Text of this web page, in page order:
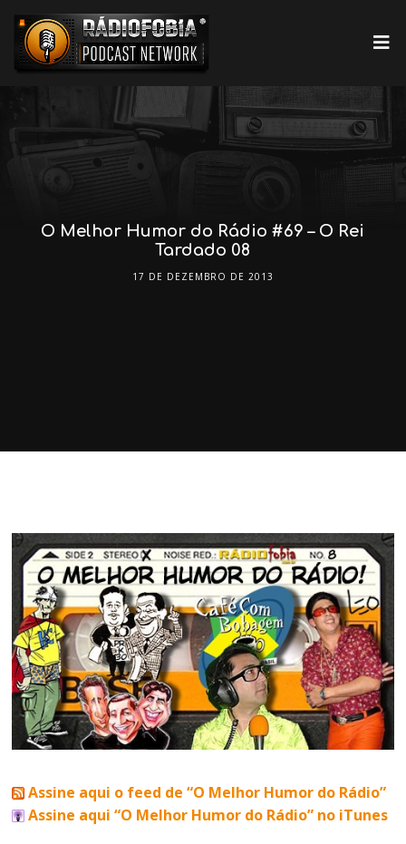
O Melhor Humor do Rádio #69 – O Rei
Tardado 08
17 DE DEZEMBRO DE 2013
Assine aqui o feed de “O Melhor Humor do Rádio”
Assine aqui “O Melhor Humor do Rádio” no iTunes